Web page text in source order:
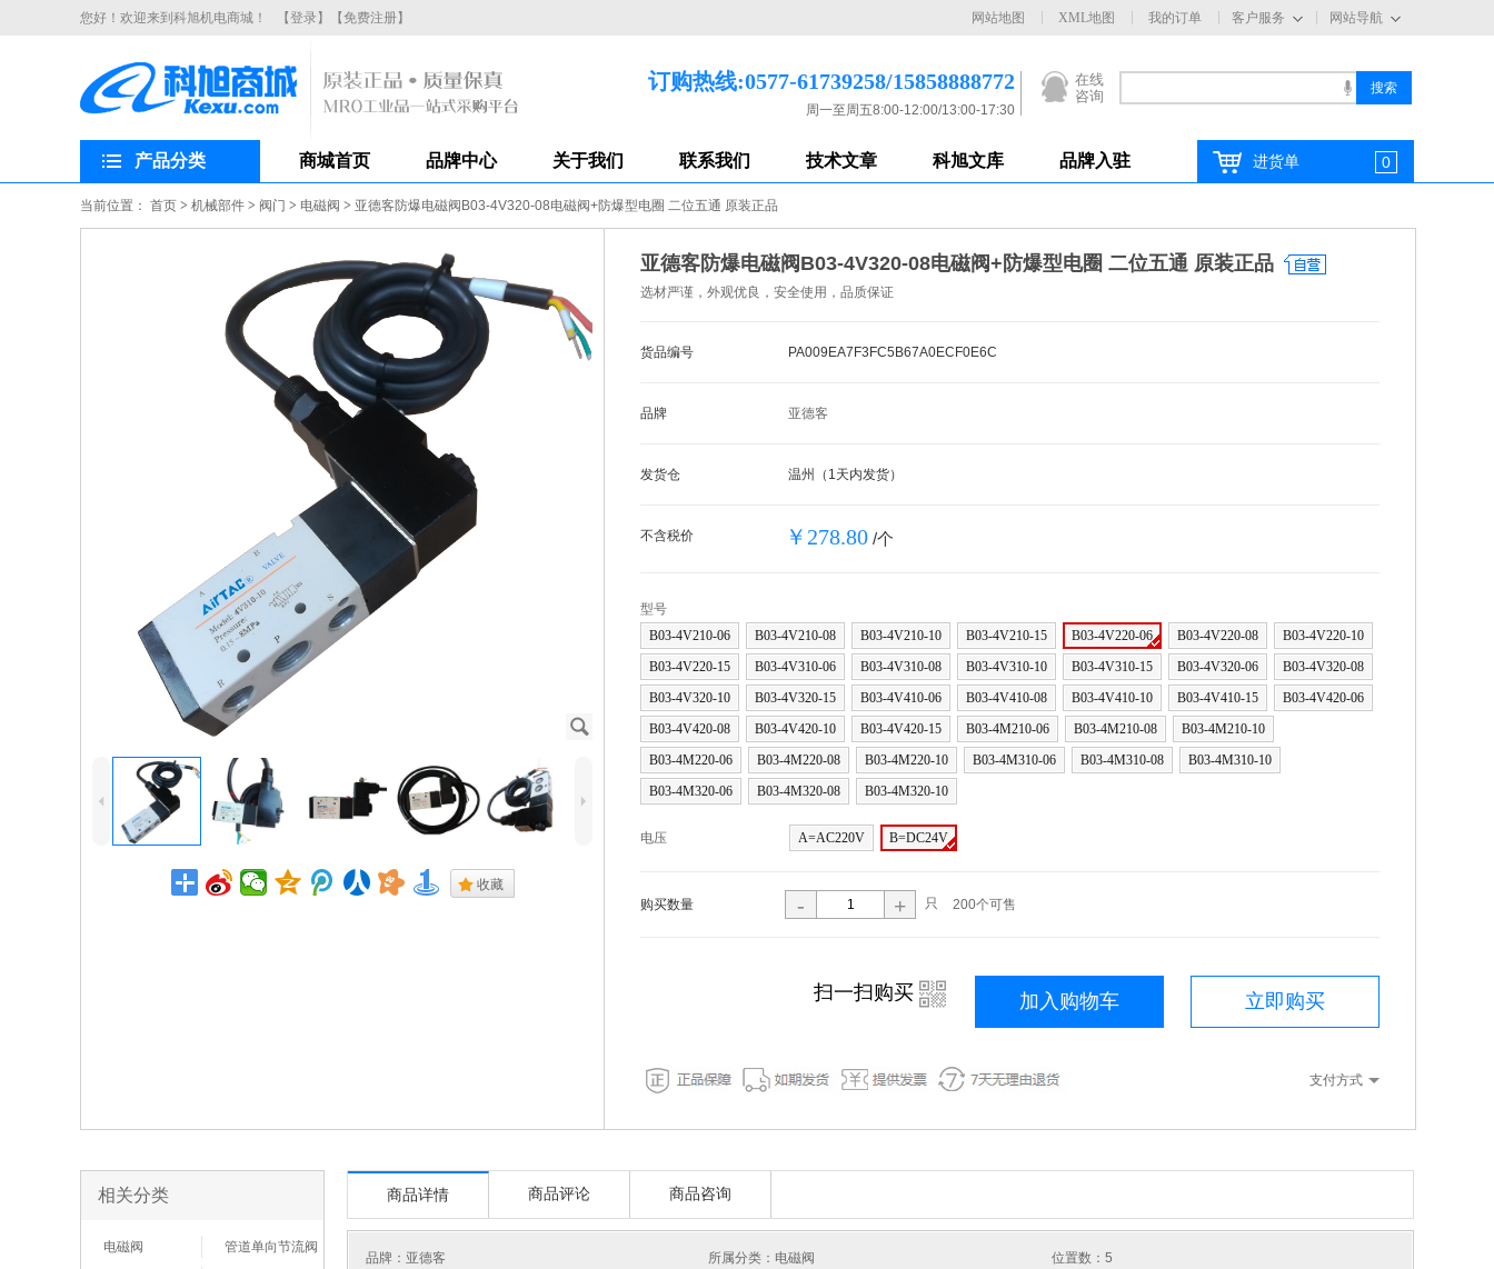
您好！欢迎来到科旭机电商城！ 【登录】 【免费注册】 网站导航
客户服务
网站地图 XML地图 我的订单
在线
咨询
订购热线:0577-61739258/15858888772
周一至周五8:00-12:00/13:00-17:30
产品分类 商城首页 品牌中心 关于我们 联系我们 技术文章 科旭文库 品牌入驻 进货单 0
当前位置： 首页 > 机械部件 > 阀门 > 电磁阀 > 亚德客防爆电磁阀B03-4V320-08电磁阀+防爆型电圈 二位五通 原装正品
J
4 5
. 收藏
亚德客防爆电磁阀B03-4V320-08电磁阀+防爆型电圈 二位五通 原装正品
选材严谨，外观优良，安全使用，品质保证
货品编号 PA009EA7F3FC5B67A0ECF0E6C
品牌 亚德客
发货仓 温州（1天内发货）
不含税价 ￥278.80 /个
型号
B03-4V210-06
B03-4V210-08 B03-4V210-10 B03-4V210-15 B03-4V220-06 B03-4V220-08
B03-4V220-10
B03-4V220-15
B03-4V310-06 B03-4V310-08 B03-4V310-10 B03-4V310-15 B03-4V320-06
B03-4V320-08
B03-4V320-10
B03-4V320-15 B03-4V410-06 B03-4V410-08 B03-4V410-10 B03-4V410-15
B03-4V420-06
B03-4V420-08
B03-4V420-10 B03-4V420-15 B03-4M210-06 B03-4M210-08
B03-4M210-10
B03-4M220-06
B03-4M220-08 B03-4M220-10 B03-4M310-06 B03-4M310-08
B03-4M310-10
B03-4M320-06
B03-4M320-08 B03-4M320-10
电压 A=AC220V B=DC24V
购买数量 - + 只 200个可售
立即购买
加入购物车
扫一扫购买 i
支付方式
相关分类
电磁阀
管道单向节流阀
商品详情 商品评论 商品咨询
品牌： 亚德客 所属分类：电磁阀
位置数：5